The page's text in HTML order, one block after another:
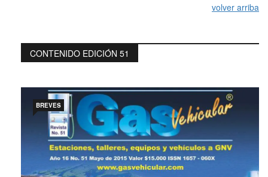
volver arriba
CONTENIDO EDICIÓN 51
BREVES